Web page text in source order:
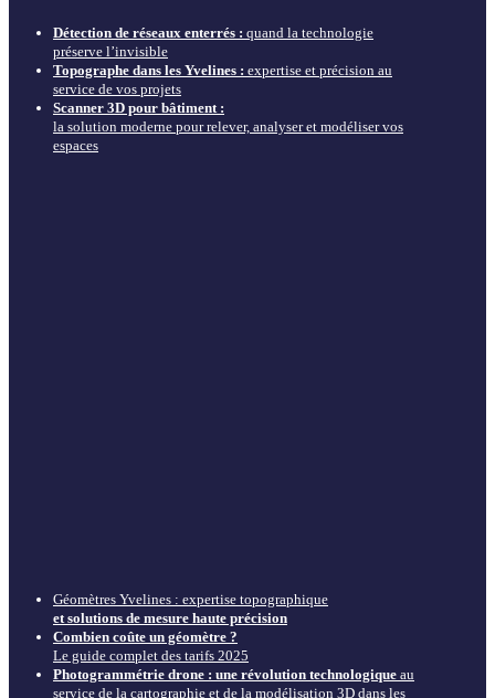
Détection de réseaux enterrés : quand la technologie
préserve l’invisible
Topographe dans les Yvelines : expertise et précision au
service de vos projets
Scanner 3D pour bâtiment :
la solution moderne pour relever, analyser et modéliser vos
espaces
Géomètres Yvelines : expertise topographique
et solutions de mesure haute précision
Combien coûte un géomètre ?
Le guide complet des tarifs 2025
Photogrammétrie drone : une révolution technologique au
service de la cartographie et de la modélisation 3D dans les